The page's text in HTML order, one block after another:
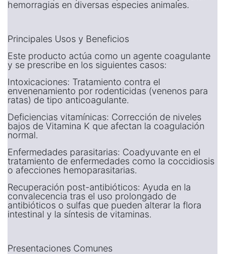
hemorragias en diversas especies animales.
Principales Usos y Beneficios
Este producto actúa como un agente coagulante
y se prescribe en los siguientes casos:
Intoxicaciones: Tratamiento contra el
envenenamiento por rodenticidas (venenos para
ratas) de tipo anticoagulante.
Deficiencias vitamínicas: Corrección de niveles
bajos de Vitamina K que afectan la coagulación
normal.
Enfermedades parasitarias: Coadyuvante en el
tratamiento de enfermedades como la coccidiosis
o afecciones hemoparasitarias.
Recuperación post-antibióticos: Ayuda en la
convalecencia tras el uso prolongado de
antibióticos o sulfas que pueden alterar la flora
intestinal y la síntesis de vitaminas.
Presentaciones Comunes